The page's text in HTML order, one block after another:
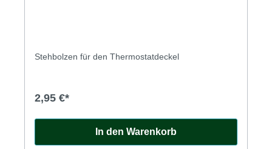
Stehbolzen für den Thermostatdeckel
2,95 €*
In den Warenkorb